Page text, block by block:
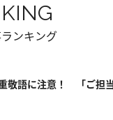
ンキング
敬語に注意！ 「ご担